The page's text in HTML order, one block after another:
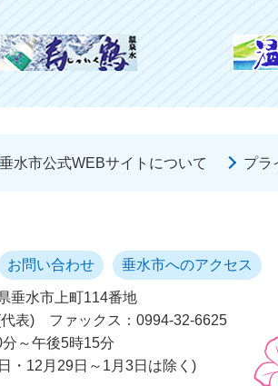
垂水市公式WEBサイトについて プラ
お問い合わせ 垂水市へのアクセス
垂水市上町114番地
表)
ファックス：0994-32-6625
～午後5時15分
・12月29日～1月3日は除く)